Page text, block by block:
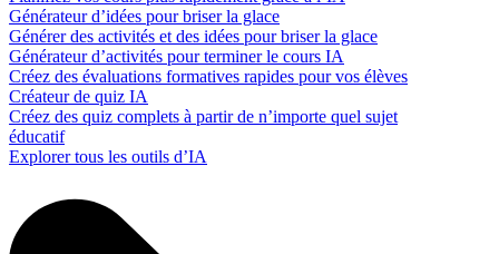
Générateur d’idées pour briser la glace
Générer des activités et des idées pour briser la glace
Générateur d’activités pour terminer le cours IA
Créez des évaluations formatives rapides pour vos élèves
Créateur de quiz IA
Créez des quiz complets à partir de n’importe quel sujet
éducatif
Explorer tous les outils d’IA